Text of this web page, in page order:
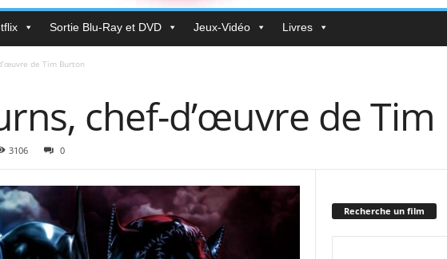
Sortie Blu-Ray et DVD Jeux-Vidéo Livres
de Tim Burton
chef-d’œuvre de
3106 0
Recherche un film